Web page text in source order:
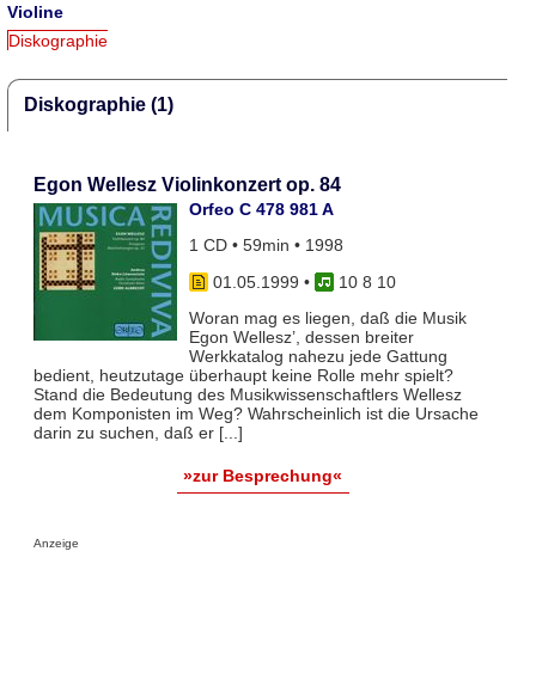
Violine
Diskographie
Diskographie (1)
Egon Wellesz Violinkonzert op. 84
Orfeo C 478 981 A
1 CD • 59min • 1998
01.05.1999 •
10 8 10
Woran mag es liegen, daß die Musik
Egon Wellesz’, dessen breiter
Werkkatalog nahezu jede Gattung
bedient, heutzutage überhaupt keine Rolle mehr spielt?
Stand die Bedeutung des Musikwissenschaftlers Wellesz
dem Komponisten im Weg? Wahrscheinlich ist die Ursache
darin zu suchen, daß er [...]
»zur Besprechung«
Anzeige